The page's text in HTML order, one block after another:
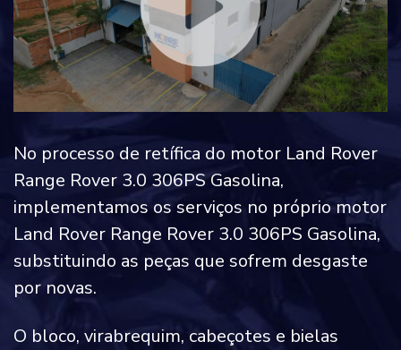
No processo de retífica do motor Land Rover
Range Rover 3.0 306PS Gasolina,
implementamos os serviços no próprio motor
Land Rover Range Rover 3.0 306PS Gasolina,
substituindo as peças que sofrem desgaste
por novas.
O bloco, virabrequim, cabeçotes e bielas